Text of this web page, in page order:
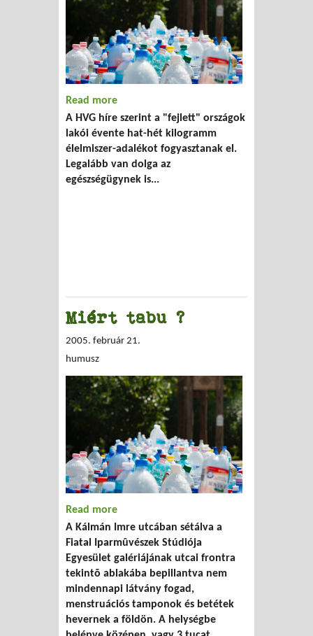
Read more
A HVG híre szerint a "fejlett" országok
lakói évente hat-hét kilogramm
élelmiszer-adalékot fogyasztanak el.
Legalább van dolga az
egészségügynek is...
Miért tabu ?
2005. február 21.
humusz
Read more
A Kálmán Imre utcában sétálva a
Fiatal Iparmûvészek Stúdiója
Egyesület galériájának utcai frontra
tekintõ ablakába bepillantva nem
mindennapi látvány fogad,
menstruációs tamponok és betétek
hevernek a földön. A helységbe